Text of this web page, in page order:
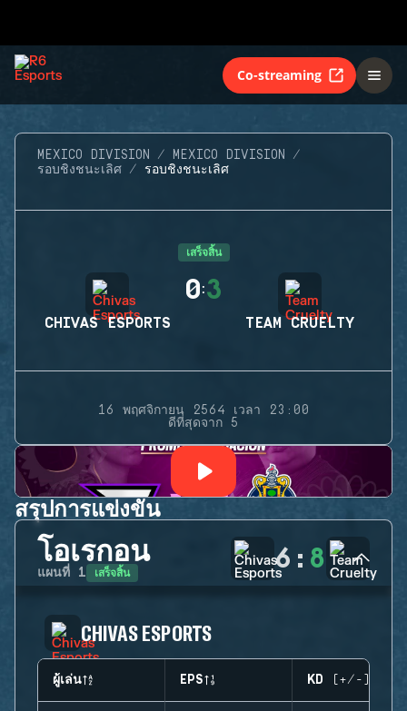
Co-streaming
MEXICO DIVISION
MEXICO DIVISION
รอบชิงชนะเลิศ
รอบชิงชนะเลิศ
เสร็จสิ้น
CHIVAS ESPORTS
0:3
TEAM CRUELTY
16 พฤศจิกายน 2564 เวลา 23:00
ดีที่สุดจาก 5
สรุปการแข่งขัน
โอเรกอน
แผนที่ 1 เสร็จสิ้น 6 : 8
CHIVAS ESPORTS
ผู้เล่น EPS KD (+/-)